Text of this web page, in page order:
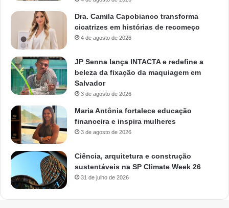
Dra. Camila Capobianco transforma
cicatrizes em histórias de recomeço
4 de agosto de 2026
JP Senna lança INTACTA e redefine a
beleza da fixação da maquiagem em
Salvador
3 de agosto de 2026
Maria Antônia fortalece educação
financeira e inspira mulheres
3 de agosto de 2026
Ciência, arquitetura e construção
sustentáveis na SP Climate Week 26
31 de julho de 2026